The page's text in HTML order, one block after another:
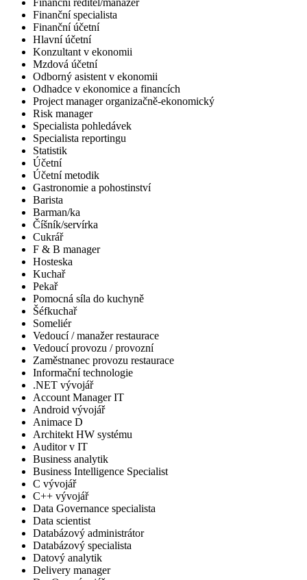
Finanční ředitel/manažer
Finanční specialista
Finanční účetní
Hlavní účetní
Konzultant v ekonomii
Mzdová účetní
Odborný asistent v ekonomii
Odhadce v ekonomice a financích
Project manager organizačně-ekonomický
Risk manager
Specialista pohledávek
Specialista reportingu
Statistik
Účetní
Účetní metodik
Gastronomie a pohostinství
Barista
Barman/ka
Číšník/servírka
Cukrář
F & B manager
Hosteska
Kuchař
Pekař
Pomocná síla do kuchyně
Šéfkuchař
Someliér
Vedoucí / manažer restaurace
Vedoucí provozu / provozní
Zaměstnanec provozu restaurace
Informační technologie
.NET vývojář
Account Manager IT
Android vývojář
Animace D
Architekt HW systému
Auditor v IT
Business analytik
Business Intelligence Specialist
C vývojář
C++ vývojář
Data Governance specialista
Data scientist
Databázový administrátor
Databázový specialista
Datový analytik
Delivery manager